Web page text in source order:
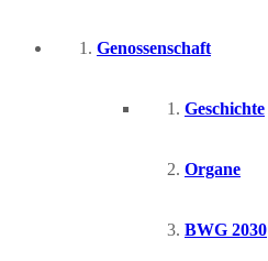
Genossenschaft
Geschichte
Organe
BWG 2030